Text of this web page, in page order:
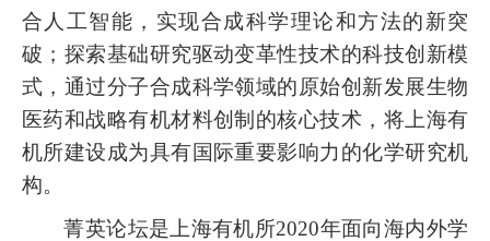
合人工智能，实现合成科学理论和方法的新突
破；探索基础研究驱动变革性技术的科技创新模
式，通过分子合成科学领域的原始创新发展生物
医药和战略有机材料创制的核心技术，将上海有
机所建设成为具有国际重要影响力的化学研究机
构。
菁英论坛是上海有机所2020年面向海内外学